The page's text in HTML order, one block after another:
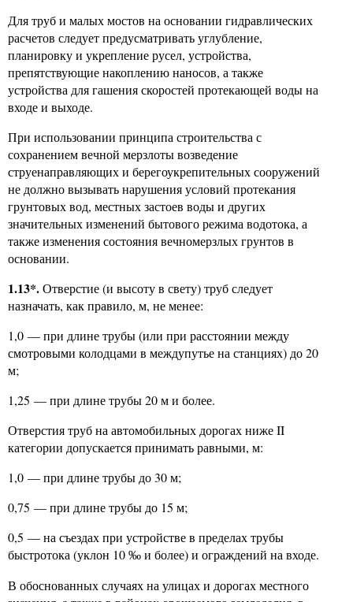
Для труб и малых мостов на основании гидравлических
расчетов следует предусматривать углубление,
планировку и укрепление русел, устройства,
препятствующие накоплению наносов, а также
устройства для гашения скоростей протекающей воды на
входе и выходе.
При использовании принципа строительства с
сохранением вечной мерзлоты возведение
струенаправляющих и берегоукрепительных сооружений
не должно вызывать нарушения условий протекания
грунтовых вод, местных застоев воды и других
значительных изменений бытового режима водотока, а
также изменения состояния вечномерзлых грунтов в
основании.
1.13*.Отверстие (и высоту в свету) труб следует
назначать, как правило, м, не менее:
1,0 — при длине трубы (или при расстоянии между
смотровыми колодцами в междупутье на станциях) до 20
м;
1,25 — при длине трубы 20 м и более.
Отверстия труб на автомобильных дорогах ниже II
категории допускается принимать равными, м:
1,0 — при длине трубы до 30 м;
0,75 — при длине трубы до 15 м;
0,5 — на съездах при устройстве в пределах трубы
быстротока (уклон 10 ‰ и более) и ограждений на входе.
В обоснованных случаях на улицах и дорогах местного